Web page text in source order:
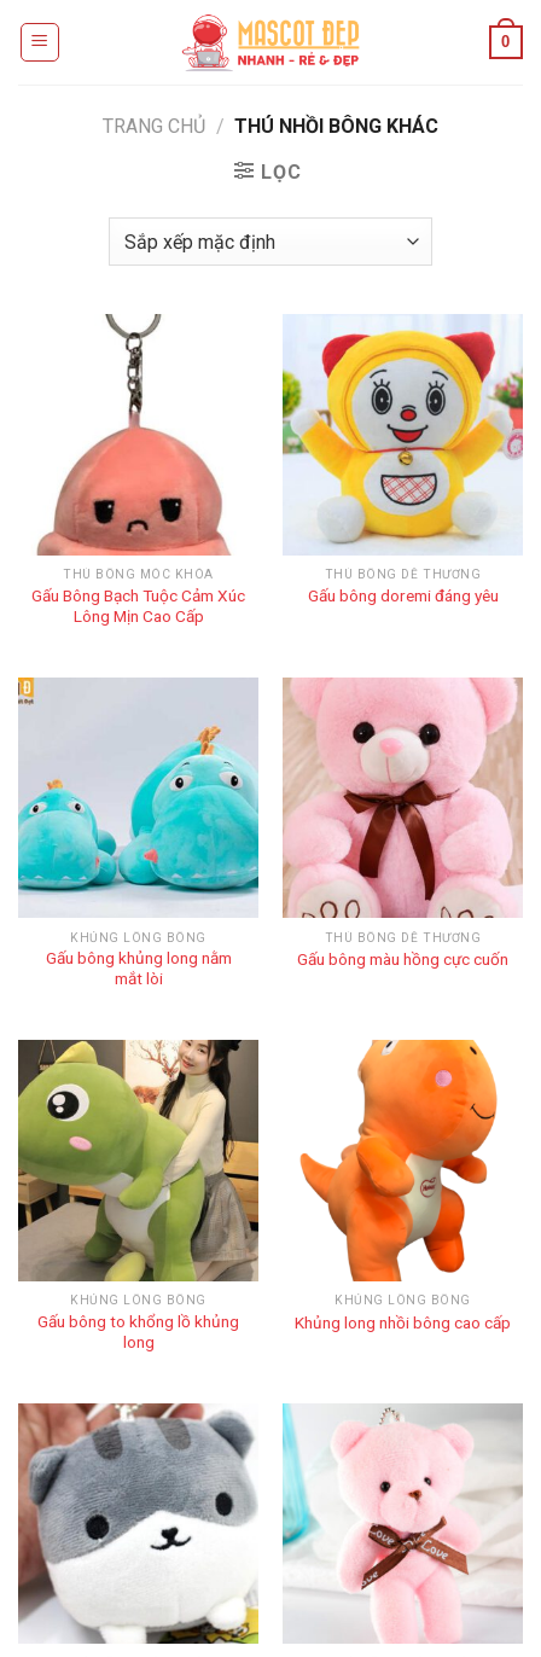
0
TRANG CHỦ / THÚ NHỒI BÔNG KHÁC
LỌC
THÚ BÔNG MÓC KHÓA
Gấu Bông Bạch Tuộc Cảm Xúc
Lông Mịn Cao Cấp
THÚ BÔNG DỄ THƯƠNG
Gấu bông doremi đáng yêu
KHỦNG LÔNG BÔNG
Gấu bông khủng long nằm
mắt lòi
THÚ BÔNG DỄ THƯƠNG
Gấu bông màu hồng cực cuốn
KHỦNG LÔNG BÔNG
Gấu bông to khổng lồ khủng
long
KHỦNG LÔNG BÔNG
Khủng long nhồi bông cao cấp